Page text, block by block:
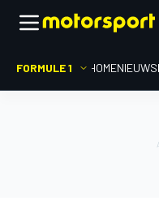
FORMULE 1 HOMENIEUWS